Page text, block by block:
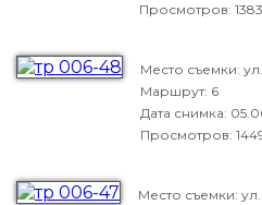
Просмотров: 1383
Место съемки:
Маршрут: 6
Дата снимка:
Просмотров:
Место съемки: